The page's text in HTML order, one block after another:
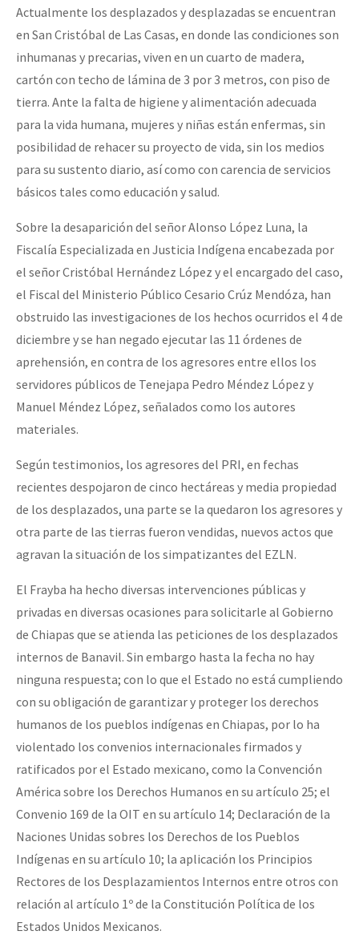
Actualmente los desplazados y desplazadas se encuentran
en San Cristóbal de Las Casas, en donde las condiciones son
inhumanas y precarias, viven en un cuarto de madera,
cartón con techo de lámina de 3 por 3 metros, con piso de
tierra. Ante la falta de higiene y alimentación adecuada
para la vida humana, mujeres y niñas están enfermas, sin
posibilidad de rehacer su proyecto de vida, sin los medios
para su sustento diario, así como con carencia de servicios
básicos tales como educación y salud.
Sobre la desaparición del señor Alonso López Luna, la
Fiscalía Especializada en Justicia Indígena encabezada por
el señor Cristóbal Hernández López y el encargado del caso,
el Fiscal del Ministerio Público Cesario Crúz Mendóza, han
obstruido las investigaciones de los hechos ocurridos el 4 de
diciembre y se han negado ejecutar las 11 órdenes de
aprehensión, en contra de los agresores entre ellos los
servidores públicos de Tenejapa Pedro Méndez López y
Manuel Méndez López, señalados como los autores
materiales.
Según testimonios, los agresores del PRI, en fechas
recientes despojaron de cinco hectáreas y media propiedad
de los desplazados, una parte se la quedaron los agresores y
otra parte de las tierras fueron vendidas, nuevos actos que
agravan la situación de los simpatizantes del EZLN.
El Frayba ha hecho diversas intervenciones públicas y
privadas en diversas ocasiones para solicitarle al Gobierno
de Chiapas que se atienda las peticiones de los desplazados
internos de Banavil. Sin embargo hasta la fecha no hay
ninguna respuesta; con lo que el Estado no está cumpliendo
con su obligación de garantizar y proteger los derechos
humanos de los pueblos indígenas en Chiapas, por lo ha
violentado los convenios internacionales firmados y
ratificados por el Estado mexicano, como la Convención
América sobre los Derechos Humanos en su artículo 25; el
Convenio 169 de la OIT en su artículo 14; Declaración de la
Naciones Unidas sobres los Derechos de los Pueblos
Indígenas en su artículo 10; la aplicación los Principios
Rectores de los Desplazamientos Internos entre otros con
relación al artículo 1º de la Constitución Política de los
Estados Unidos Mexicanos.